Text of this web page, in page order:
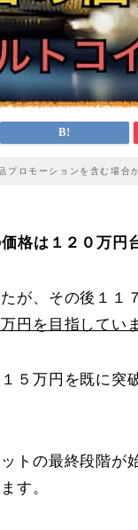
プロモーションを含む場合
格は１２０万円
が、その後１１
円を目指してい
５万円を既に突
トの最終段階が
す。